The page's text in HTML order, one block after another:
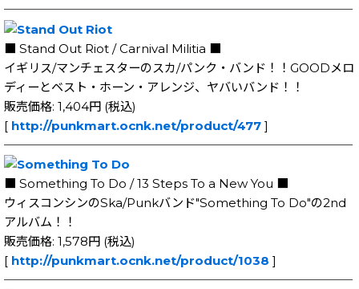
─────────────────────────────
■ Stand Out Riot / Carnival Militia ■
イギリス/マンチェスターのスカ/パンク・バンド！！GOODメロ
ディーとベスト・ホーン・アレンジ、ヤバいバンド！！
販売価格: 1,404円 (税込)
[ http://punkmart.ocnk.net/product/477 ]
─────────────────────────────
■ Something To Do / 13 Steps To a New You ■
ウィスコンシンのSka/Punkバンド"Something To Do"の2nd
アルバム！！
販売価格: 1,578円 (税込)
[ http://punkmart.ocnk.net/product/1038 ]
─────────────────────────────